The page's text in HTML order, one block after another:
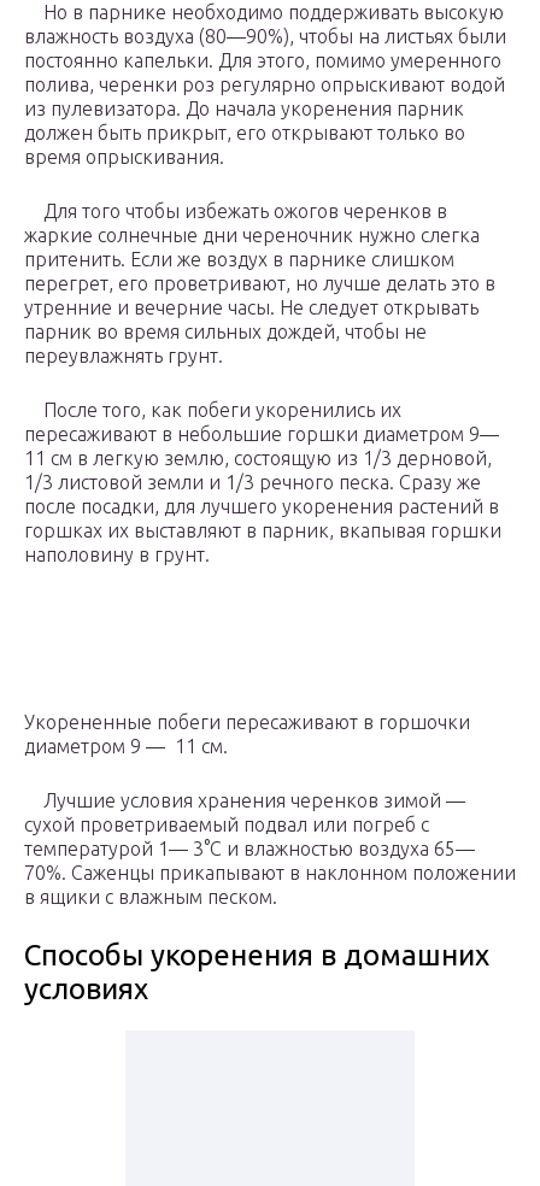
Но в парнике необходимо поддерживать высокую
влажность воздуха (80—90%), чтобы на листьях были
постоянно капельки. Для этого, помимо умеренного
полива, черенки роз регулярно опрыскивают водой
из пулевизатора. До начала укоренения парник
должен быть прикрыт, его открывают только во
время опрыскивания.
Для того чтобы избежать ожогов черенков в
жаркие солнечные дни череночник нужно слегка
притенить. Если же воздух в парнике слишком
перегрет, его проветривают, но лучше делать это в
утренние и вечерние часы. Не следует открывать
парник во время сильных дождей, чтобы не
переувлажнять грунт.
После того, как побеги укоренились их
пересаживают в небольшие горшки диаметром 9—
11 см в легкую землю, состоящую из 1/3 дерновой,
1/3 листовой земли и 1/3 речного песка. Сразу же
после посадки, для лучшего укоренения растений в
горшках их выставляют в парник, вкапывая горшки
наполовину в грунт.
Укорененные побеги пересаживают в горшочки
диаметром 9 — 11 см.
Лучшие условия хранения черенков зимой —
сухой проветриваемый подвал или погреб с
температурой 1— 3°С и влажностью воздуха 65—
70%. Саженцы прикапывают в наклонном положении
в ящики с влажным песком.
Способы укоренения в домашних
условиях